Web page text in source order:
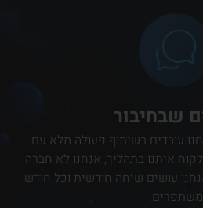
שבחיבור
עובדים בשיתוף פעולה מלא עם
איתנו בתהליך, אנחנו לא חברה
עושים שיחה חודשית וכל חודש
משתפרים.